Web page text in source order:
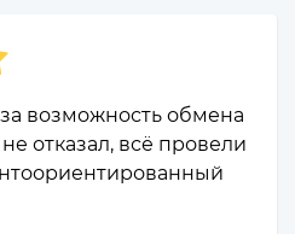
возможность обмена
отказал, всё провели